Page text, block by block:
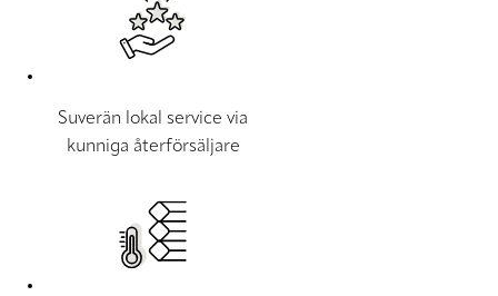
Suverän lokal service via
kunniga återförsäljare